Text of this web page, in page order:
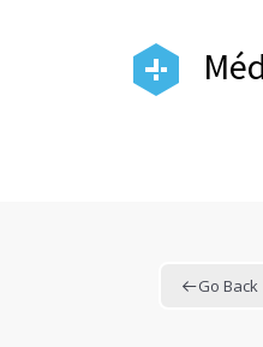
Go Back